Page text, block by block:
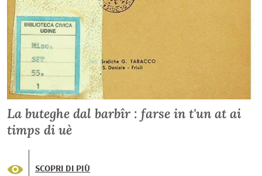
La buteghe dal barbîr : farse in t'un at ai
timps di uè
SCOPRI DI PIÙ